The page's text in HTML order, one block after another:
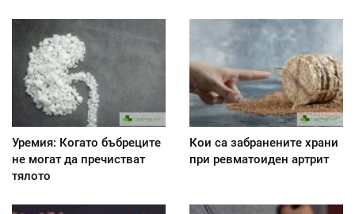
Уремия: Когато бъбреците
не могат да пречистват
тялото
Кои са забранените храни
при ревматоиден артрит